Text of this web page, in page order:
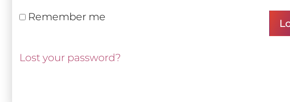
Remember me
Lost your password?